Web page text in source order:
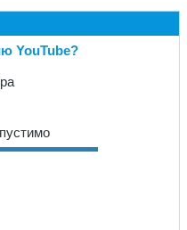
YouTube?